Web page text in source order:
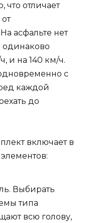
что отличает
асфальте нет
одинаково
и на 140 км/ч.
с
каждой
до
включает в
Выбирать
типа
всю голову,